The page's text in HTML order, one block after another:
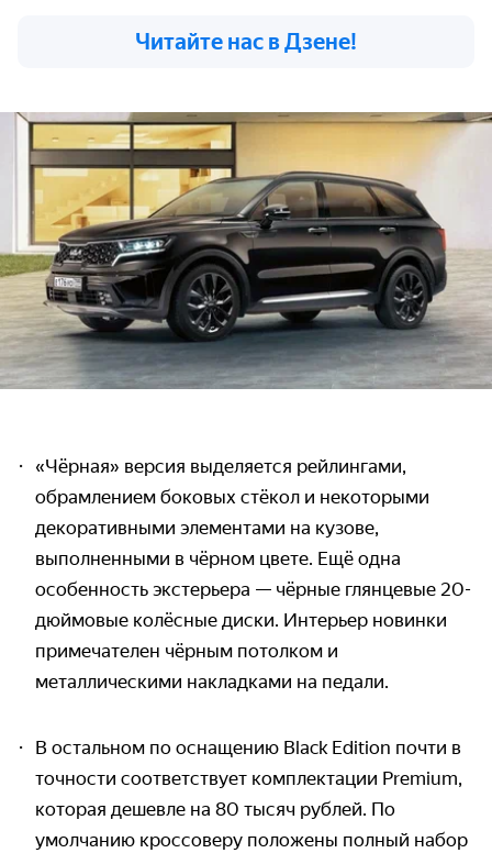
Читайте нас в Дзене!
«Чёрная» версия выделяется рейлингами,
обрамлением боковых стёкол и некоторыми
декоративными элементами на кузове,
выполненными в чёрном цвете. Ещё одна
особенность экстерьера — чёрные глянцевые 20-
дюймовые колёсные диски. Интерьер новинки
примечателен чёрным потолком и
металлическими накладками на педали.
В остальном по оснащению Black Edition почти в
точности соответствует комплектации Premium,
которая дешевле на 80 тысяч рублей. По
умолчанию кроссоверу положены полный набор